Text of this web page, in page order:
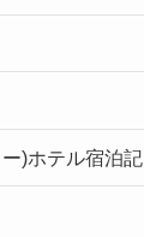
)ホテル宿泊記